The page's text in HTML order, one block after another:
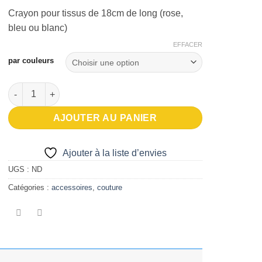
Crayon pour tissus de 18cm de long (rose,
bleu ou blanc)
par couleurs
EFFACER
quantité de Crayon pour tissus 3 coloris
AJOUTER AU PANIER
Ajouter à la liste d’envies
UGS : ND
Catégories : accessoires, couture